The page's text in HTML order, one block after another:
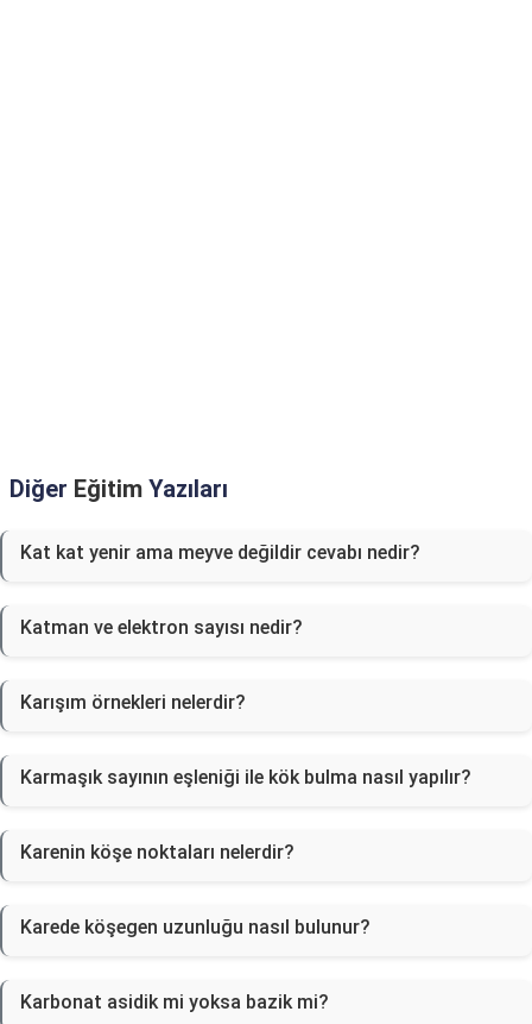
Diğer Eğitim Yazıları
Kat kat yenir ama meyve değildir cevabı nedir?
Katman ve elektron sayısı nedir?
Karışım örnekleri nelerdir?
Karmaşık sayının eşleniği ile kök bulma nasıl yapılır?
Karenin köşe noktaları nelerdir?
Karede köşegen uzunluğu nasıl bulunur?
Karbonat asidik mi yoksa bazik mi?